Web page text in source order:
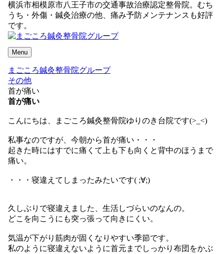
横浜市相模原市八王子市の交通事故治療認定整骨院。むち
うち・外傷・鍼灸治療の他、痛み予防メンテナンスも好評
です。
Menu
まごころ鍼灸整骨院グループ
その他
首が痛い
首が痛い
こんにちは、まごころ鍼灸整骨院ゆりのき台院です(>_<)
私事なのですが、今朝から首が痛い・・・
起きた時にはすでに痛くて上も下も向くと背中のほうまで
痛い。
・・・寝違えてしまったみたいです( ;∀;)
久しぶりで寝違えました、生活しづらいのなんの。
どこを向こうにも突っ張って向きにくい。
気温が下がり筋肉が固くなりやすい季節です。
私のように寝違えないように首元までしっかり布団をかぶ